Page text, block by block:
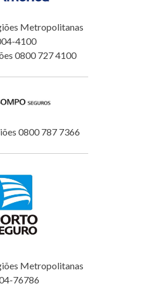
Metropolitanas
4100
0800 727 4100
0800 787 7366
Metropolitanas
76786